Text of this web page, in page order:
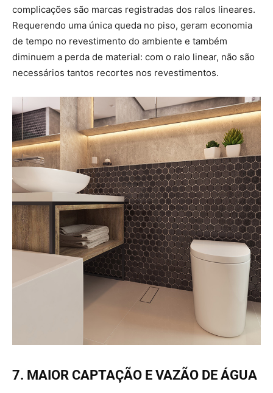
complicações são marcas registradas dos ralos lineares.
Requerendo uma única queda no piso, geram economia
de tempo no revestimento do ambiente e também
diminuem a perda de material: com o ralo linear, não são
necessários tantos recortes nos revestimentos.
7. MAIOR CAPTAÇÃO E VAZÃO DE ÁGUA